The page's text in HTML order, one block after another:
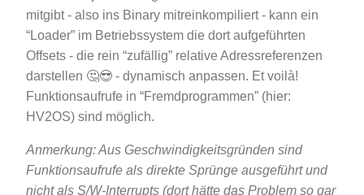
mitgibt - also ins Binary mitreinkompiliert - kann ein
“Loader” im Betriebssystem die dort aufgeführten
Offsets - die rein “zufällig” relative Adressreferenzen
darstellen 🤔😎 - dynamisch anpassen. Et voilà!
Funktionsaufrufe in “Fremdprogrammen” (hier:
HV2OS) sind möglich.
Anmerkung: Aus Geschwindigkeitsgründen sind
Funktionsaufrufe als direkte Sprünge ausgeführt und
nicht als S/W-Interrupts (dort hätte das Problem so gar